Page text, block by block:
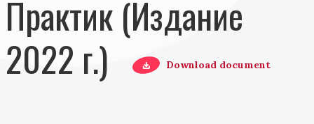
Практик (Издание
2022 г.)
Download document